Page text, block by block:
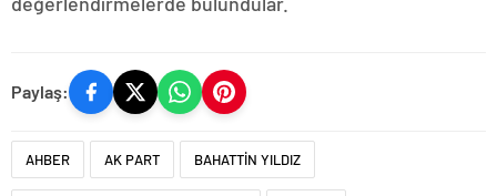
Paylaş:
AHBER AK PART BAHATTİN YILDIZ